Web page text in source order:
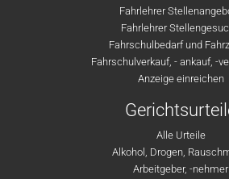
Fahrlehrer
Fahrlehrer
Fahrschulbedarf und
Fahrschulverkauf, - ankauf, -
Anzeige einreichen
Alle Urteile
Alkohol, Drogen,
Arbeitgeber, -nehmer